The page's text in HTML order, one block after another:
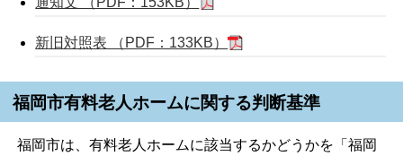
新旧対照表 （PDF：133KB）
福岡市有料老人ホームに関する判断基準
福岡市は、有料老人ホームに該当するかどうかを「福岡